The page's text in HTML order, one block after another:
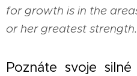
for growth is in the
or her greatest
Poznáte svoje